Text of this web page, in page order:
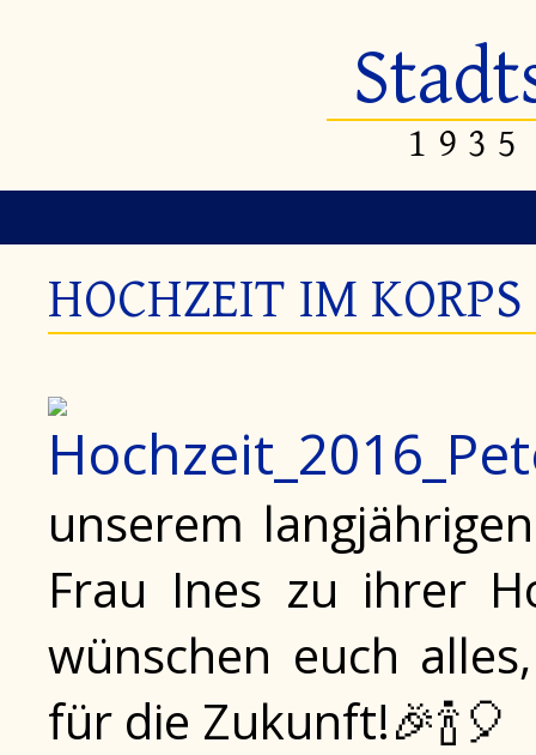
HOCHZEIT IM KORPS
unserem
Frau Ines zu ihrer
wünschen euch
für die Zukunft!🎉🍾🎈